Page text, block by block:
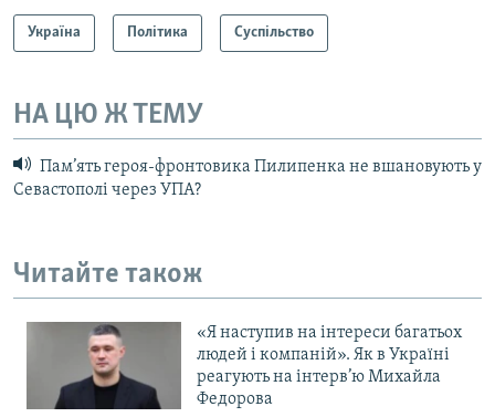
Україна Політика Суспільство
НА ЦЮ Ж ТЕМУ
Пам’ять героя-фронтовика Пилипенка не вшановують у
Севастополі через УПА?
Читайте також
«Я наступив на інтереси багатьох
людей і компаній». Як в Україні
реагують на інтерв’ю Михайла
Федорова